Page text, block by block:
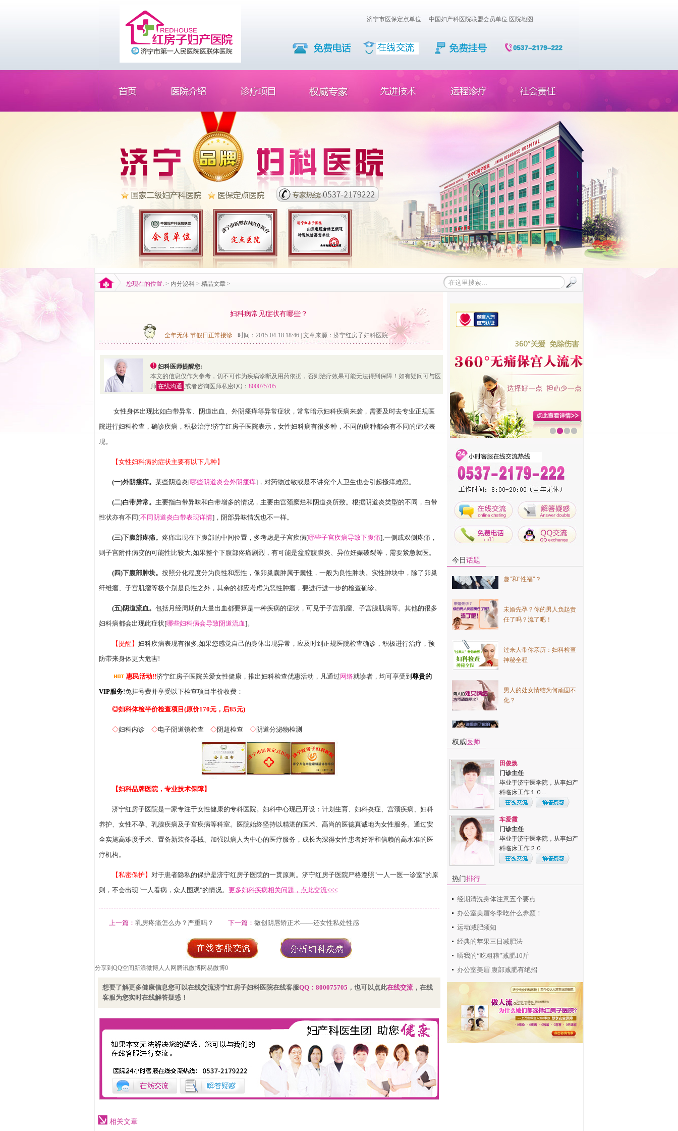
济宁市医保定点单位 中国妇产科医院联盟会员单位 医院地图
您现在的位置: > 内分泌科 > 精品文章 >
妇科病常见症状有哪些？
全年无休 节假日正常接诊 时间：2015-04-18 18:46 | 文章来源： 济宁红房子妇科医院
妇科医师提醒您:
本文的信息仅作为参考，切不可作为疾病诊断及用药依据，否则治疗效果可能无法得到保障！如有疑问可与医
师 在线沟通 ,或者咨询医师私密QQ： 800075705.
女性身体出现比如白带异常、阴道出血、外阴瘙痒等异常症状，常常暗示妇科疾病来袭，需要及时去专业正规医
院进行妇科检查，确诊疾病，积极治疗!济宁红房子医院表示，女性妇科病有很多种，不同的病种都会有不同的症状表
现。
【女性妇科病的症状主要有以下几种】
(一)外阴瘙痒。 某些阴道炎[哪些阴道炎会外阴瘙痒]，对药物过敏或是不讲究个人卫生也会引起搔痒难忍。
(二)白带异常。 主要指白带异味和白带增多的情况，主要由宫颈糜烂和阴道炎所致。根据阴道炎类型的不同，白带
性状亦有不同[不同阴道炎白带表现详情]，阴部异味情况也不一样。
(三)下腹部疼痛。 疼痛出现在下腹部的中间位置，多考虑是子宫疾病[哪些子宫疾病导致下腹痛];一侧或双侧疼痛，
则子宫附件病变的可能性比较大;如果整个下腹部疼痛剧烈，有可能是盆腔腹膜炎、异位妊娠破裂等，需要紧急就医。
(四)下腹部肿块。 按照分化程度分为良性和恶性，像卵巢囊肿属于囊性，一般为良性肿块。实性肿块中，除了卵巢
纤维瘤、子宫肌瘤等极个别是良性之外，其余的都应考虑为恶性肿瘤，要进行进一步的检查确诊。
(五)阴道流血。 包括月经周期的大量出血都要算是一种疾病的症状，可见于子宫肌瘤、子宫腺肌病等。其他的很多
妇科病都会出现此症状[哪些妇科病会导致阴道流血]。
【提醒】 妇科疾病表现有很多,如果您感觉自己的身体出现异常，应及时到正规医院检查确诊，积极进行治疗，预
防带来身体更大危害!
惠民活动!!济宁红房子医院关爱女性健康，推出妇科检查优惠活动，凡通过 网络就诊者，均可享受到 尊贵的
VIP服务!免挂号费并享受以下检查项目半价收费：
◎妇科体检半价检查项目(原价170元，后85元)
◇妇科内诊 ◇电子阴道镜检查 ◇阴超检查 ◇阴道分泌物检测
【妇科品牌医院，专业技术保障】
济宁红房子医院是一家专注于女性健康的专科医院。妇科中心现已开设：计划生育、妇科炎症、宫颈疾病、妇科
养护、女性不孕、乳腺疾病及子宫疾病等科室。医院始终坚持以精湛的医术、高尚的医德真诚地为女性服务。通过安
全实施高难度手术、置备新装备器械、加强以病人为中心的医疗服务，成长为深得女性患者好评和信赖的高水准的医
疗机构。
【私密保护】 对于患者隐私的保护是济宁红房子医院的一贯原则。济宁红房子医院严格遵照"一人一医一诊室"的原
则，不会出现"一人看病，众人围观"的情况。 更多妇科疾病相关问题，点此交流<<<
上一篇： 乳房疼痛怎么办？严重吗？ 下一篇： 微创阴唇矫正术——还女性私处性感
分享到 QQ空间 新浪微博人人网 腾讯微博网易微博0
想要了解更多健康信息您可以在线交流济宁红房子妇科医院在线客服QQ： 800075705 ，也可以点此在线交流，在线
客服为您实时在线解答疑惑！
相关文章
1 2 3 4
今日 话题
化？
任了吗？流了吧！
神秘全程
化？
未婚先孕？你的男人负起责
任了吗？流了吧！
过来人带你亲历：妇科检查
神秘全程
权威 医师
田俊焕
门诊主任
毕业于济宁医学院，从事妇产
科临床工作１０...
车爱霞
门诊主任
毕业于济宁医学院，从事妇产
科临床工作２０...
门诊主任
毕业于泰山医学院，从事妇科
临床１０余年，...
门诊主任
从事妇科工作20余年，对各种
原因引起的盆腔...
张吉文
门诊主任
毕业于济宁医学院，从事妇产
科临床工作10余...
冯爱萍
热门排行
经期清洗身体注意五个要点
办公室美眉冬季吃什么养颜！
运动减肥须知
经典的苹果三日减肥法
晒我的“吃粗粮”减肥10斤
办公室美眉 腹部减肥有绝招